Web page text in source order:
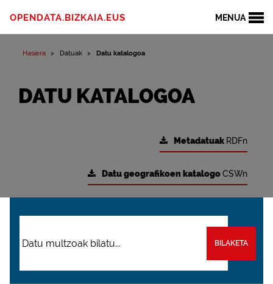
MENUA
OPENDATA.BIZKAIA.EUS
Hasiera Datuak Datu katalogoa
DATU KATALOGOA
Metadatuak RDFn
Datu geografikoen katalogoCSWn
BILAKETA